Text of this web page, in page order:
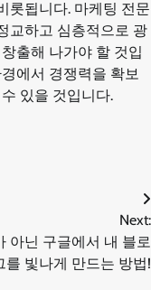
롯됩니다. 마케팅 전문
교하고 심층적으로 광
출해 나가야 할 것입
에서 경쟁력을 확보
있을 것입니다.
Next:
아닌 구글에서 내 블로
를 빛나게 만드는 방법!